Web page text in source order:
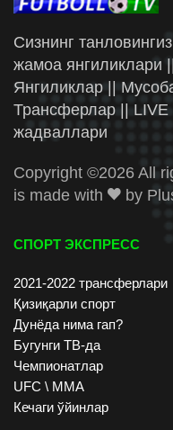
Сизнинг
жамоа янгиликлари
Янгиликлар ||
Трансферлар ||
жадваллари
Copyright ©2026 All
is made with
by
СПОРТ ЭКСПРЕСС
2021-2022 трансферлари
Қизиқарли спорт
Дунёда нима гап?
Бугунги ТВ-да
Чемпионатлар
UFC \ ММА
Кечаги ўйинлар